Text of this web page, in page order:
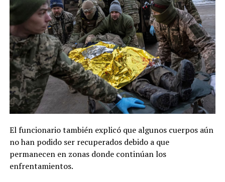
El funcionario también explicó que algunos cuerpos aún
no han podido ser recuperados debido a que
permanecen en zonas donde continúan los
enfrentamientos.